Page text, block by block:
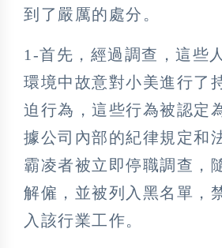
到了嚴厲的處分。
1-首先，經過調查，這些
環境中故意對小美進行了
迫行為，這些行為被認定
據公司內部的紀律規定和
霸凌者被立即停職調查，
解僱，並被列入黑名單，
入該行業工作。